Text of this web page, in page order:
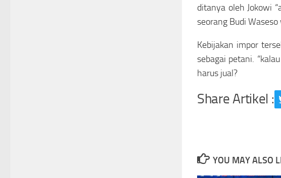
ditanya oleh Jokowi
seorang Budi
Kebijakan impor
sebagai petani.
harus jual?
Share Artikel :
YOU MAY ALSO